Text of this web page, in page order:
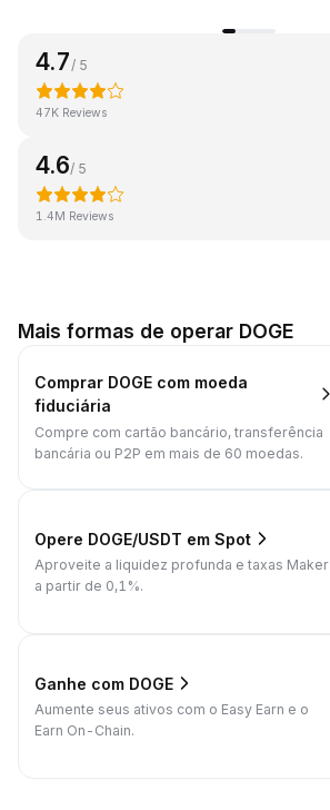
4.7/ 5
47K Reviews
4.6/ 5
1.4M Reviews
Mais formas de operar DOGE
Comprar DOGE com moeda
fiduciária
Compre com cartão bancário, transferência
bancária ou P2P em mais de 60 moedas.
Opere DOGE/USDT em Spot
Aproveite a liquidez profunda e taxas Maker
a partir de 0,1%.
Ganhe com DOGE
Aumente seus ativos com o Easy Earn e o
Earn On-Chain.